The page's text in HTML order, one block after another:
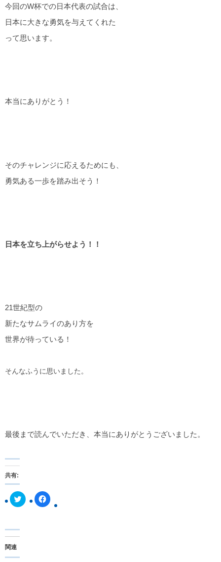
今回のW杯での日本代表の試合は、
日本に大きな勇気を与えてくれた
って思います。
本当にありがとう！
そのチャレンジに応えるためにも、
勇気ある一歩を踏み出そう！
日本を立ち上がらせよう！！
21世紀型の
新たなサムライのあり方を
世界が待っている！
そんなふうに思いました。
最後まで読んでいただき、本当にありがとうございました。
共有:
ク
リ
F
a
関連